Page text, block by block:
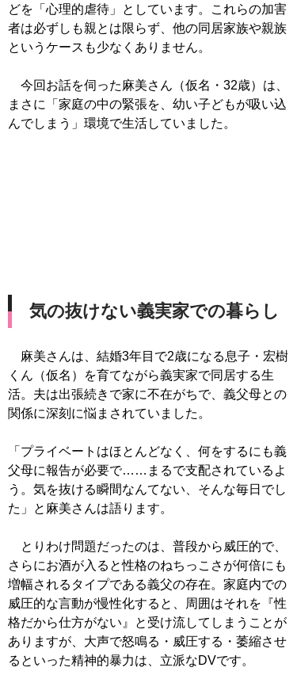
どを「心理的虐待」としています。これらの加害
者は必ずしも親とは限らず、他の同居家族や親族
というケースも少なくありません。
今回お話を伺った麻美さん（仮名・32歳）は、
まさに「家庭の中の緊張を、幼い子どもが吸い込
んでしまう」環境で生活していました。
気の抜けない義実家での暮らし
麻美さんは、結婚3年目で2歳になる息子・宏樹
くん（仮名）を育てながら義実家で同居する生
活。夫は出張続きで家に不在がちで、義父母との
関係に深刻に悩まされていました。
「プライベートはほとんどなく、何をするにも義
父母に報告が必要で……まるで支配されているよ
う。気を抜ける瞬間なんてない、そんな毎日でし
た」と麻美さんは語ります。
とりわけ問題だったのは、普段から威圧的で、
さらにお酒が入ると性格のねちっこさが何倍にも
増幅されるタイプである義父の存在。家庭内での
威圧的な言動が慢性化すると、周囲はそれを『性
格だから仕方がない』と受け流してしまうことが
ありますが、大声で怒鳴る・威圧する・萎縮させ
るといった精神的暴力は、立派なDVです。